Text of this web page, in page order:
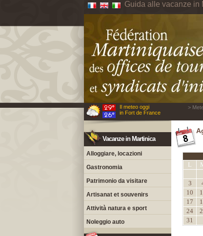
Guida alle vacanze in
Il meteo oggi
in Fort de France
>
Vacanze in Martinica
Alloggiare, locazioni
Gastronomia
Patrimonio da visitare
Artisanat et souvenirs
Attività natura e sport
Noleggio auto
L
3
10
17
24
31